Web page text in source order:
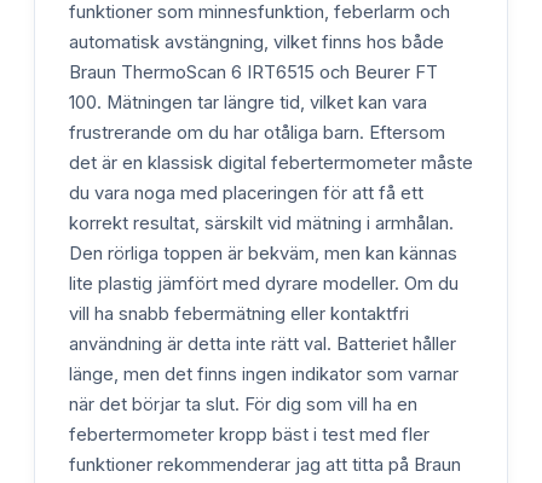
funktioner som minnesfunktion, feberlarm och
automatisk avstängning, vilket finns hos både
Braun ThermoScan 6 IRT6515 och Beurer FT
100. Mätningen tar längre tid, vilket kan vara
frustrerande om du har otåliga barn. Eftersom
det är en klassisk digital febertermometer måste
du vara noga med placeringen för att få ett
korrekt resultat, särskilt vid mätning i armhålan.
Den rörliga toppen är bekväm, men kan kännas
lite plastig jämfört med dyrare modeller. Om du
vill ha snabb febermätning eller kontaktfri
användning är detta inte rätt val. Batteriet håller
länge, men det finns ingen indikator som varnar
när det börjar ta slut. För dig som vill ha en
febertermometer kropp bäst i test med fler
funktioner rekommenderar jag att titta på Braun